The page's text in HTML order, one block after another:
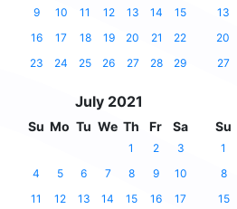
9 10 11 12 13 14
15
16
17 18 19 20 21
22
23
24 25 26 27 28 29
13
20
27
July 2021
Su Mo Tu We Th Fr Sa
1 2
3
4
5 6 7 8 9
10
11
12 13 14 15 16
17
Su
1
8
15